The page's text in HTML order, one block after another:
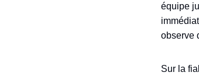
équipe
observe
Sur la